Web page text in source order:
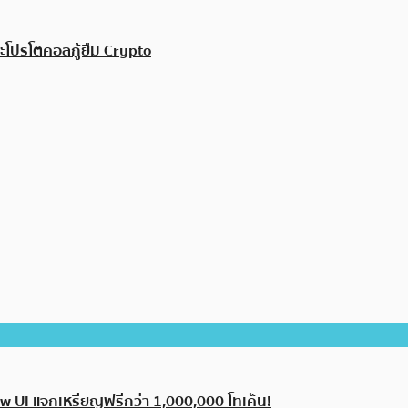
ปรโตคอลกู้ยืม Crypto
UI แจกเหรียญฟรีกว่า 1,000,000 โทเค็น!